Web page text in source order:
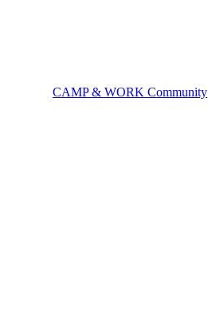
CAMP & WORK Community